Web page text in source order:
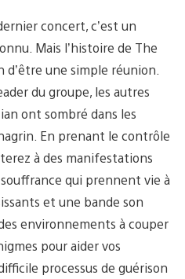
concert, c’est un
Mais l’histoire de The
une simple réunion.
du groupe, les autres
ont sombré dans les
En prenant le contrôle
à des manifestations
qui prennent vie à
et une bande son
environnements à couper
pour aider vos
processus de guérison